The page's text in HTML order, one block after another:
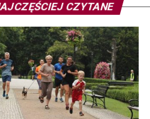
CZYTANE